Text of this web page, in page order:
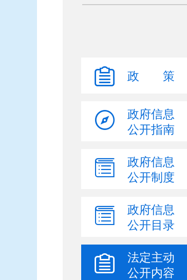
政 策
政府信息
公开指南
政府信息
公开制度
政府信息
公开目录
法定主动
公开内容